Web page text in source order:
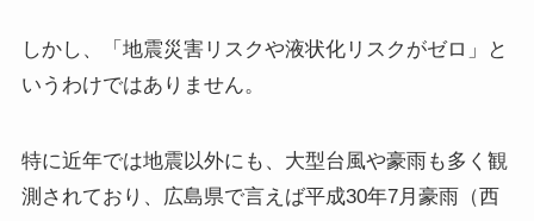
しかし、「地震災害リスクや液状化リスクがゼロ」と
いうわけではありません。
特に近年では地震以外にも、大型台風や豪雨も多く観
測されており、広島県で言えば平成30年7月豪雨（西